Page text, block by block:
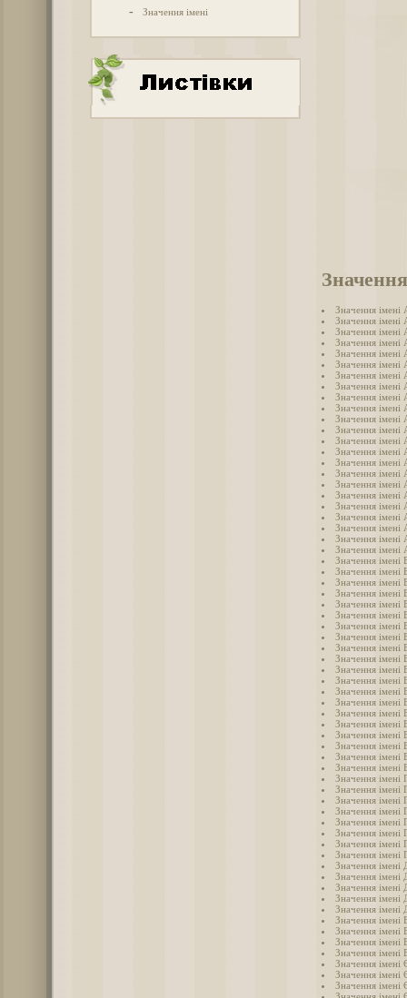
- Значення імені
Значення імені
Значення імені
Значення імені
Значення імені
Значення імені
Значення імені
Значення імені
Значення імені
Значення імені
Значення імені
Значення імені
Значення імені
Значення імені
Значення імені
Значення імені
Значення імені
Значення імені
Значення імені
Значення імені
Значення імені
Значення імені
Значення імені
Значення імені
Значення імені
Значення імені
Значення імені
Значення імені
Значення імені
Значення імені
Значення імені
Значення імені
Значення імені
Значення імені
Значення імені
Значення імені
Значення імені
Значення імені
Значення імені
Значення імені
Значення імені
Значення
Значення імені
Значення імені
Значення імені
Значення імені
Значення імені
Значення імені
Значення імені
Значення імені
Значення імені
Значення імені
Значення імені
Значення імені
Значення імені
Значення імені
Значення імені
Значення імені
Значення імені
Значення імені
Значення імені
Значення імені
Значення імені
Значення імені